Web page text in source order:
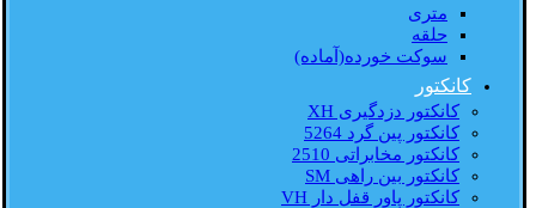
متری
حلقه
سوکت خورده(آماده)
کانکتور
کانکتور دزدگیری XH
کانکتور پین گرد 5264
کانکتور مخابراتی 2510
کانکتور بین راهی SM
کانکتور پاور قفل دار VH